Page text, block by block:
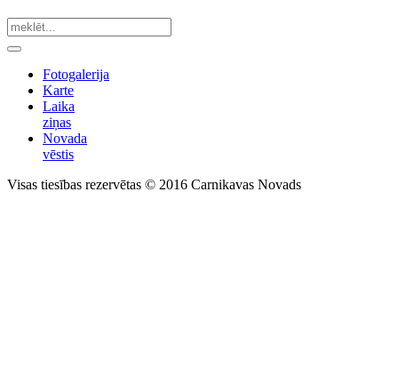
Fotogalerija
Karte
Laika
ziņas
Novada
vēstis
Visas tiesības rezervētas © 2016 Carnikavas Novads